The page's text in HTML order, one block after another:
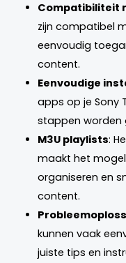
Compatibiliteit
zijn compatibel
eenvoudig
content.
Eenvoudige
apps op je Sony
stappen worden
M3U playlists:
maakt het
organiseren en
content.
kunnen vaak
juiste tips en